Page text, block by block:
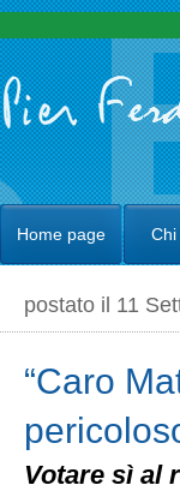
Home page
postato il 11
“Caro
Votare sì al